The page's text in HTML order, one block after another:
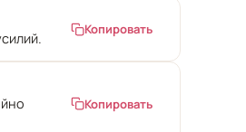
Копировать
Копировать